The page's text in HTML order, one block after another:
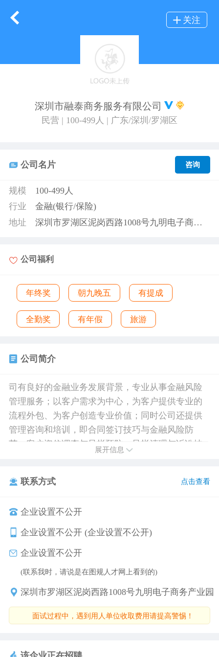
关注
深圳市融泰商务服务有限公司
民营 | 100-499人 | 广东/深圳/罗湖区
公司名片 咨询
规模
100-499人
行业
金融(银行/保险)
地址
深圳市罗湖区泥岗西路1008号九明电子商务产业园
公司福利
年终奖 朝九晚五 有提成
全勤奖 有年假 旅游
公司简介
司有良好的金融业务发展背景，专业从事金融风险
管理服务；以客户需求为中心，为客户提供专业的
流程外包、为客户创造专业价值；同时公司还提供
管理咨询和培训，即合同签订技巧与金融风险防
范；客户资信调查与呆帐预防；呆帐清理与诉讼技
公司，总办公面积2000余平方，员工500余人。2017
规模将近300余名信控专业人员。
公司本着“诚信、发展、创新、共赢”的经营理念，力
的加入!
展开信息
联系方式 点击查看
企业设置不公开
企业设置不公开 (企业设置不公开)
企业设置不公开
(联系我时，请说是在图规人才网上看到的)
深圳市罗湖区泥岗西路1008号九明电子商务产业园
面试过程中，遇到用人单位收取费用请提高警惕！